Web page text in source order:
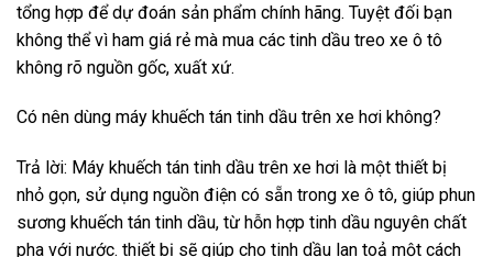
tổng hợp để dự đoán sản phẩm chính hãng. Tuyệt đối bạn
không thể vì ham giá rẻ mà mua các tinh dầu treo xe ô tô
không rõ nguồn gốc, xuất xứ.
Có nên dùng máy khuếch tán tinh dầu trên xe hơi không?
Trả lời: Máy khuếch tán tinh dầu trên xe hơi là một thiết bị
nhỏ gọn, sử dụng nguồn điện có sẵn trong xe ô tô, giúp phun
sương khuếch tán tinh dầu, từ hỗn hợp tinh dầu nguyên chất
pha với nước. thiết bị sẽ giúp cho tinh dầu lan toả một cách